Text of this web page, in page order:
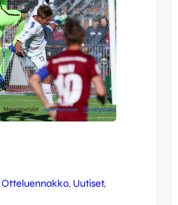
Otteluennakko, Uutiset